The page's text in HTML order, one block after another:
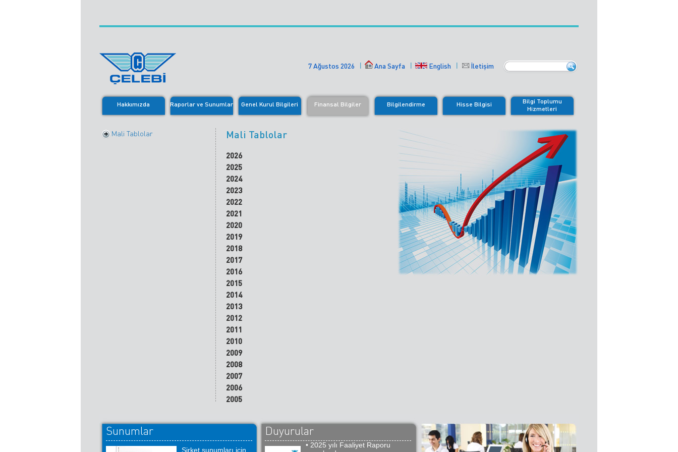
7 Ağustos 2026 Ana Sayfa English İletişim
Hakkımızda Raporlar ve Sunumlar Genel Kurul Bilgileri Finansal Bilgiler Bilgilendirme Hisse Bilgisi
Bilgi Toplumu
Hizmetleri
Mali Tablolar Mali Tablolar
2026
2025
2024
2023
2022
2021
2020
2019
2018
2017
2016
2015
2014
2013
2012
2011
2010
2009
2008
2007
2006
2005
Sunumlar
Şirket sunumları için
Duyurular
• 2025 yılı Faaliyet Raporu